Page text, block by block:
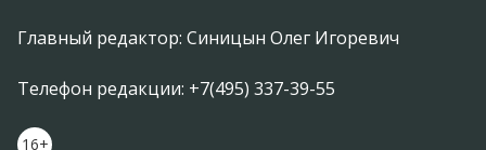
Главный редактор: Синицын Олег Игоревич
Телефон редакции: +7(495) 337-39-55
16+